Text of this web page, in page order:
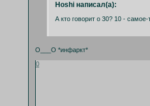
Hoshi написал(а):
А кто говорит о 30? 10 - самое-
О___О *инфаркт*
0